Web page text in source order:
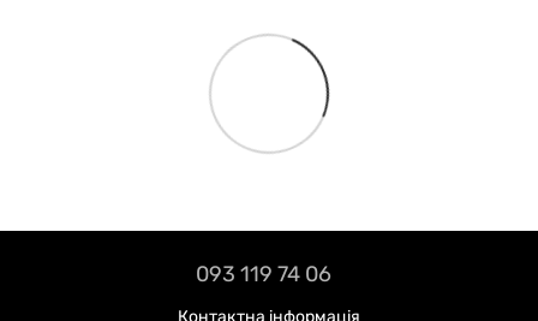
093 119 74 06
Контактна інформація